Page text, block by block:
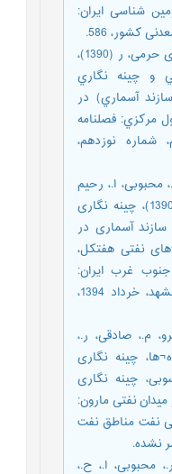
ع (1385) زمین شناسی ایران:
کشور، 586.
[2] آورجانی، ش.، محبوبی، ا.، موسوی حرمی، ر (1390)،
و چينه نگاري
آسماري) در
مركزي: فصلنامه
نوزدهم،
ا.، رحیم
پور بناب، ح.، امیری بختیار، ح (1390)، چینه نگاری
آسماری در
نفتی هفتکل،
غرب ایران:
رساله دکتری، دانشگاه فردوسی مشهد، خرداد 1394،
م.، صادقی، ر.،
مغزه¬ها، چینه نگاری
چینه نگاری
نفتی مارون:
شرکت ملی نفت مناطق نفت
محبوبی، ا.، ح.،